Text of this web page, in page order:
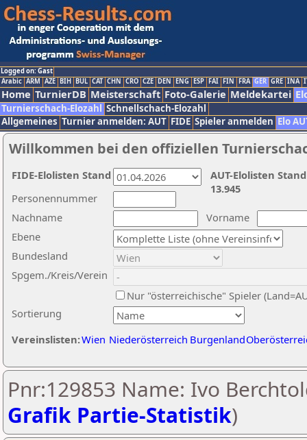
Logged on: Gast
Arabic ARM AZE BIH BUL CAT CHN CRO CZE DEN ENG ESP FAI FIN FRA GER GRE INA
Home TurnierDB Meisterschaft Foto-Galerie Meldekartei
Turnierschach-Elozahl Schnellschach-Elozahl
Allgemeines Turnier anmelden: AUT FIDE Spieler anmelden Elo
Willkommen bei den offiziellen
Nachname
Vorname
Ebene
Sortierung
Personennummer
Bundesland
Spgem./Kreis/Verein
Nur "österreichische" Spieler
Vereinslisten:Wien Niederösterreich Burgenland
AUT-Elolisten
13.945
FIDE-Elolisten Stand
Pnr:129853 Name: Ivo
Grafik Partie-Statistik)